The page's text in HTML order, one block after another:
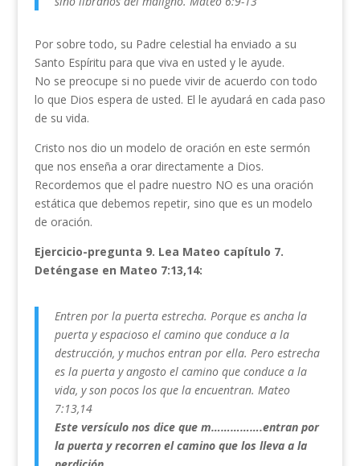
Por sobre todo, su Padre celestial ha enviado a su
Santo Espíritu para que viva en usted y le ayude.
No se preocupe si no puede vivir de acuerdo con todo
lo que Dios espera de usted. El le ayudará en cada paso
de su vida.
Cristo nos dio un modelo de oración en este sermón
que nos enseña a orar directamente a Dios.
Recordemos que el padre nuestro NO es una oración
estática que debemos repetir, sino que es un modelo
de oración.
Ejercicio-pregunta 9. Lea Mateo capítulo 7.
Deténgase en Mateo 7:13,14:
Entren por la puerta estrecha. Porque es ancha la
puerta y espacioso el camino que conduce a la
destrucción, y muchos entran por ella. Pero estrecha
es la puerta y angosto el camino que conduce a la
vida, y son pocos los que la encuentran. Mateo
7:13,14
Este versículo nos dice que m…………….entran por
la puerta y recorren el camino que los lleva a la